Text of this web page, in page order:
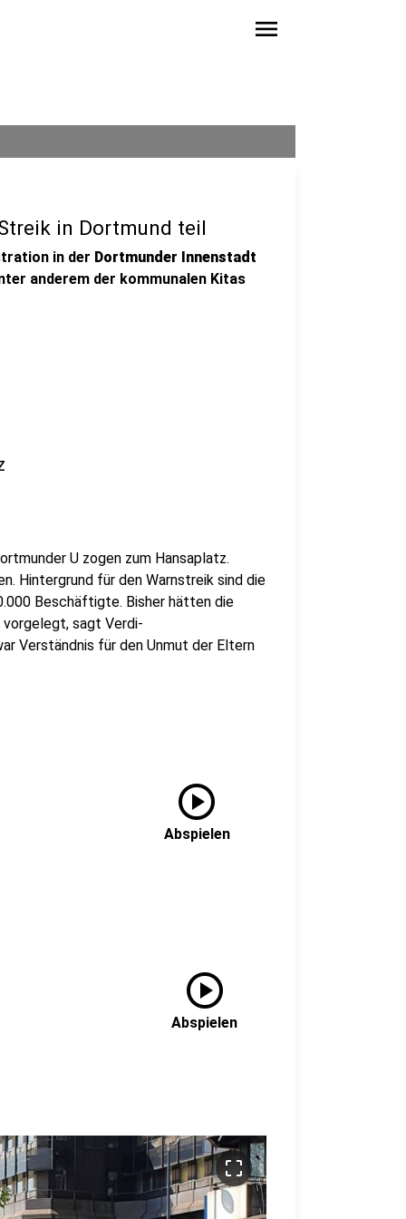
menu
in Dortmund teil
in der Dortmunder Innenstadt
anderem der kommunalen Kitas
U zogen zum Hansaplatz.
Hintergrund für den Warnstreik sind die
Beschäftigte. Bisher hätten die
vorgelegt, sagt Verdi-
Verständnis für den Unmut der Eltern
play_circle
Abspielen
play_circle
Abspielen
crop_free